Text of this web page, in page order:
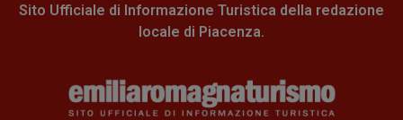
Sito Ufficiale di Informazione Turistica della redazione
locale di Piacenza.